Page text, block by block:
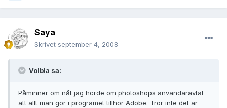
Saya
Skrivet september 4, 2008
Volbla sa:
Påminner om nåt jag hörde om photoshops användaravtal
att allt man gör i programet tillhör Adobe. Tror inte det är